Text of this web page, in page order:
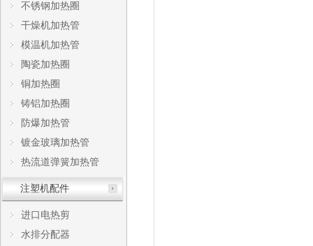
不锈钢加热圈
干燥机加热管
模温机加热管
陶瓷加热圈
铜加热圈
铸铝加热圈
防爆加热管
镀金玻璃加热管
热流道弹簧加热管
注塑机配件
进口电热剪
水排分配器